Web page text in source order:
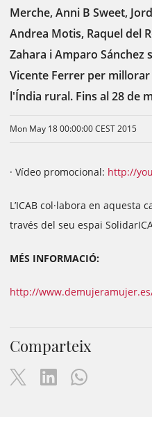
Merche, Anni B Sweet,
Andrea Motis, Raquel del
Zahara i Amparo Sánchez
Vicente Ferrer per
l'Índia rural. Fins al 28 de
Mon May 18 00:00:00 CEST 2015
· Vídeo promocional: http://
L’ICAB col·labora en
través del seu espai
MÉS INFORMACIÓ:
http://
Comparteix